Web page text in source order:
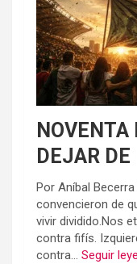
NOVENTA
DEJAR DE
Por Aníbal
convencieron de
vivir dividido.Nos
contra fifís.
contra... Seguir